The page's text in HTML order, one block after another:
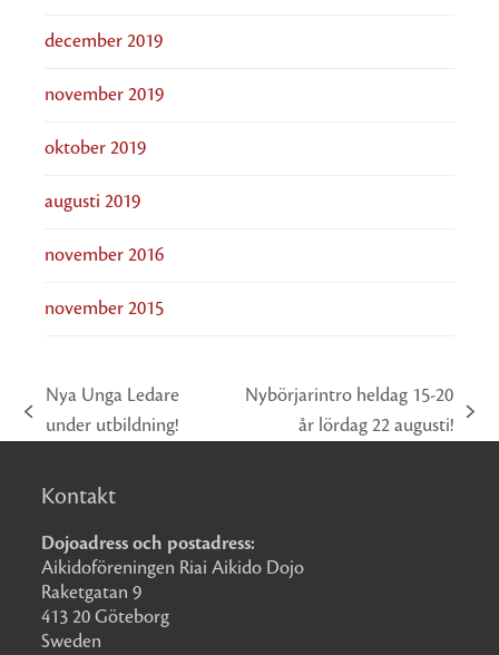
december 2019
november 2019
oktober 2019
augusti 2019
november 2016
november 2015
previous
Nya Unga Ledare
under utbildning!
Nybörjarintro heldag 15-20
år lördag 22 augusti!
Kontakt
Dojoadress och postadress:
Aikidoföreningen Riai Aikido Dojo
Raketgatan 9
413 20 Göteborg
Sweden